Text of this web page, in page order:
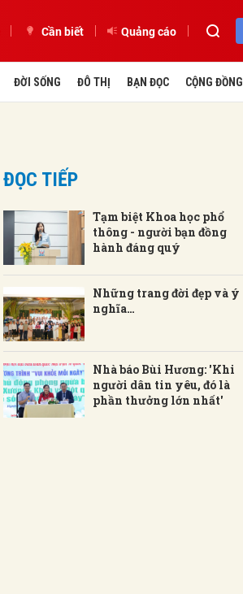
Cần biết Quảng cáo
ĐỜI SỐNG ĐÔ THỊ BẠN ĐỌC CỘNG ĐỒNG
ĐỌC TIẾP
Tạm biệt Khoa học phổ
thông - người bạn đồng
hành đáng quý
Những trang đời đẹp và ý
nghĩa…
Nhà báo Bùi Hương: 'Khi
người dân tin yêu, đó là
phần thưởng lớn nhất'